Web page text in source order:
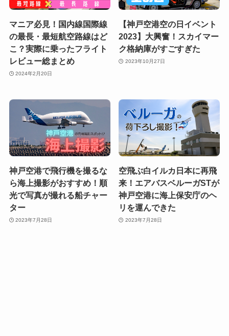
マニア必見！国内線国際線
の最長・最短航空路線はど
こ？実際に乗ったフライト
レビュー総まとめ
2024年2月20日
【神戸空港空の日イベント
2023】大興奮！スカイマー
ク格納庫がすごすぎた
2023年10月27日
神戸空港で飛行機を撮るな
ら海上撮影がおすすめ！順
光で写真が撮れる船チャー
ター
2023年7月28日
空飛ぶ白イルカ日本に再飛
来！エアバスベルーガSTが
神戸空港に海上保安庁のヘ
リを運んできた
2023年7月28日